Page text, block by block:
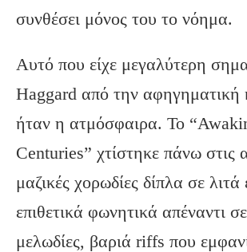
συνθέσει μόνος του το νόημα.
Αυτό που είχε μεγαλύτερη
Haggard από την αφηγηματική
ήταν η ατμόσφαιρα. Το
Centuries” χτίστηκε πάνω στις
μαζικές χορωδίες δίπλα σε λιτά
επιθετικά φωνητικά απέναντι
μελωδίες, βαριά riffs που